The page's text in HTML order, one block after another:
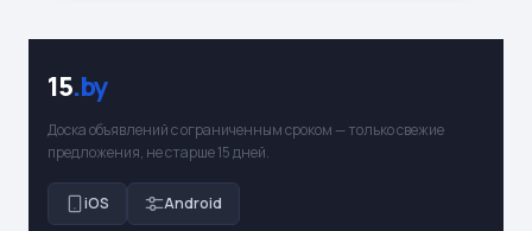
15.by
Доска объявлений с ограниченным сроком — только свежие
предложения, не старше 15 дней.
iOS Android